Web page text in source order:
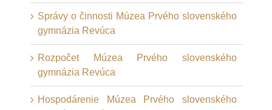
Správy o činnosti Múzea Prvého slovenského
gymnázia Revúca
Rozpočet Múzea Prvého slovenského
gymnázia Revúca
Hospodárenie Múzea Prvého slovenského